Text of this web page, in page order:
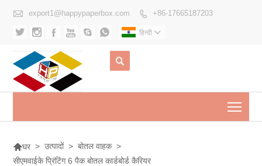
 export1@happypaperbox.com  +86-17665187203
      हिन्दी 

घर > उत्पादों > बोतल वाहक >
सीएमवाईके प्रिंटिंग 6 पैक बोतल कार्डबोर्ड कैरियर